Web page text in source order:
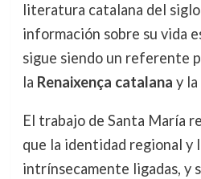
literatura catalana del
información sobre su vida
sigue siendo un referente
la Renaixença catalana y la
El trabajo de Santa María
que la identidad regional y
intrínsecamente ligadas, y